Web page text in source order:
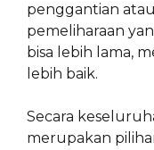
penggantian
pemeliharaan
bisa lebih lama,
lebih baik.
Secara
merupakan